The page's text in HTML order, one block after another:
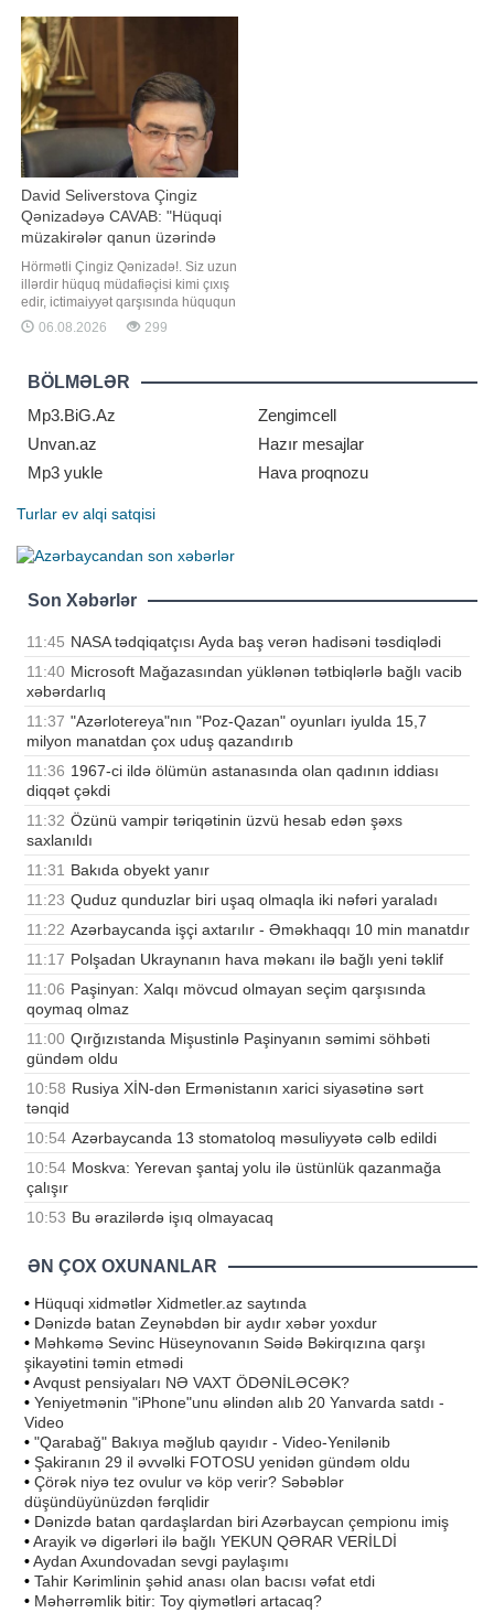
yayıb. Bildirilib ki, quduz qunduz
çayda üzən 13 yaşlı uşağa hücum
edib. Heyvan tutulduqda
David Seliverstova Çingiz
Qənizadəyə CAVAB: "Hüquqi
müzakirələr qanun üzərində
qurulmalıdır"
Hörmətli Çingiz Qənizadə!. Siz uzun
illərdir hüquq müdafiəçisi kimi çıxış
edir, ictimaiyyət qarşısında hüququn
aliliyini, qanunçuluğu və
Konstitusiyanın prinsiplərini
Məhz buna görə də cəmiyyət sizdən
hər bir məsələyə hüquqi meyarlarla
yanaşmağı gözləyir. Azərbayca
06.08.2026 299
BÖLMƏLƏR
Mp3.BiG.Az
Zengimcell
Unvan.az
Hazır mesajlar
Mp3 yukle
Hava proqnozu
Turlar ev alqi satqisi
Son Xəbərlər
11:45 NASA tədqiqatçısı Ayda baş verən hadisəni təsdiqlədi
11:40 Microsoft Mağazasından yüklənən tətbiqlərlə bağlı vacib
xəbərdarlıq
11:37 "Azərlotereya"nın "Poz-Qazan" oyunları iyulda 15,7
milyon manatdan çox uduş qazandırıb
11:36 1967-ci ildə ölümün astanasında olan qadının iddiası
diqqət çəkdi
11:32 Özünü vampir təriqətinin üzvü hesab edən şəxs
saxlanıldı
11:31 Bakıda obyekt yanır
11:23 Quduz qunduzlar biri uşaq olmaqla iki nəfəri yaraladı
11:22 Azərbaycanda işçi axtarılır - Əməkhaqqı 10 min manatdır
11:17 Polşadan Ukraynanın hava məkanı ilə bağlı yeni təklif
11:06 Paşinyan: Xalqı mövcud olmayan seçim qarşısında
qoymaq olmaz
11:00 Qırğızıstanda Mişustinlə Paşinyanın səmimi söhbəti
gündəm oldu
10:58 Rusiya XİN-dən Ermənistanın xarici siyasətinə sərt
tənqid
10:54 Azərbaycanda 13 stomatoloq məsuliyyətə cəlb edildi
10:54 Moskva: Yerevan şantaj yolu ilə üstünlük qazanmağa
çalışır
10:53 Bu ərazilərdə işıq olmayacaq
ƏN ÇOX OXUNANLAR
• Hüquqi xidmətlər Xidmetler.az saytında
• Dənizdə batan Zeynəbdən bir aydır xəbər yoxdur
• Məhkəmə Sevinc Hüseynovanın Səidə Bəkirqızına qarşı
şikayətini təmin etmədi
•Avqust pensiyaları NƏ VAXT ÖDƏNİLƏCƏK?
• Yeniyetmənin "iPhone"unu əlindən alıb 20 Yanvarda satdı -
Video
• "Qarabağ" Bakıya məğlub qayıdır - Video-Yenilənib
• Şakiranın 29 il əvvəlki FOTOSU yenidən gündəm oldu
• Çörək niyə tez ovulur və köp verir? Səbəblər
düşündüyünüzdən fərqlidir
• Dənizdə batan qardaşlardan biri Azərbaycan çempionu imiş
•Arayik və digərləri ilə bağlı YEKUN QƏRAR VERİLDİ
•Aydan Axundovadan sevgi paylaşımı
• Tahir Kərimlinin şəhid anası olan bacısı vəfat etdi
• Məhərrəmlik bitir: Toy qiymətləri artacaq?